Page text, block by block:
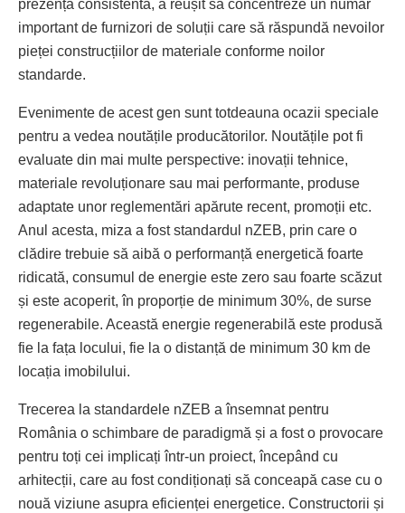
prezență consistentă, a reușit să concentreze un număr
important de furnizori de soluții care să răspundă nevoilor
pieței construcțiilor de materiale conforme noilor
standarde.
Evenimente de acest gen sunt totdeauna ocazii speciale
pentru a vedea noutățile producătorilor. Noutățile pot fi
evaluate din mai multe perspective: inovații tehnice,
materiale revoluționare sau mai performante, produse
adaptate unor reglementări apărute recent, promoții etc.
Anul acesta, miza a fost standardul nZEB, prin care o
clădire trebuie să aibă o performanță energetică foarte
ridicată, consumul de energie este zero sau foarte scăzut
și este acoperit, în proporție de minimum 30%, de surse
regenerabile. Această energie regenerabilă este produsă
fie la fața locului, fie la o distanță de minimum 30 km de
locația imobilului.
Trecerea la standardele nZEB a însemnat pentru
România o schimbare de paradigmă și a fost o provocare
pentru toți cei implicați într-un proiect, începând cu
arhitecții, care au fost condiționați să conceapă case cu o
nouă viziune asupra eficienței energetice. Constructorii și